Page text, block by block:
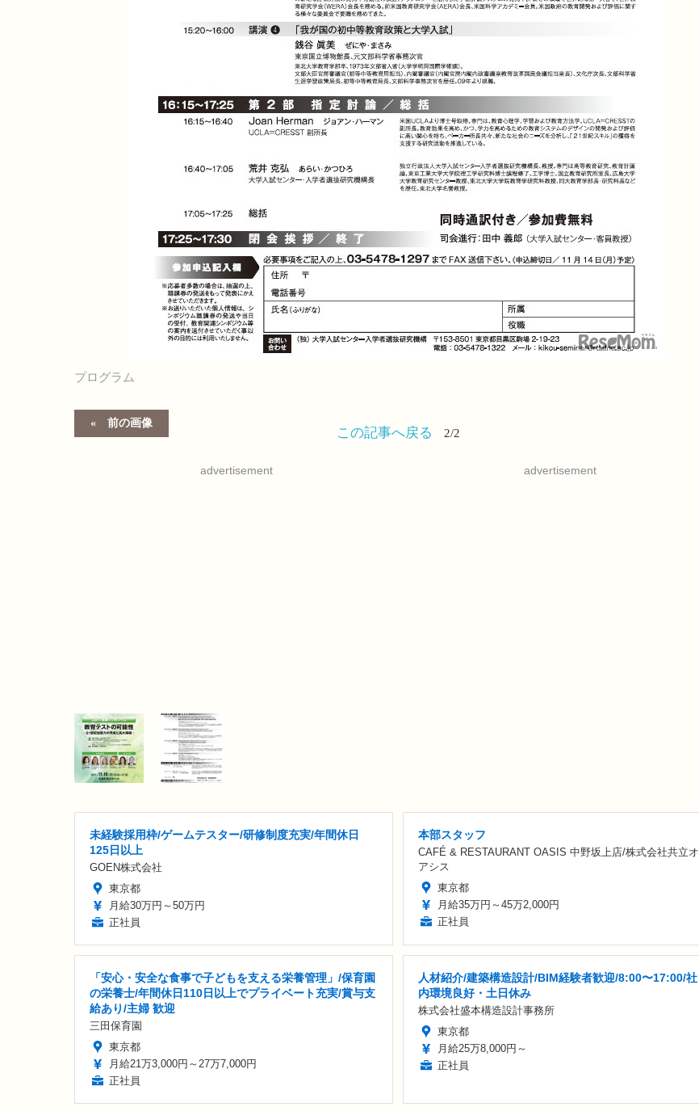
プログラム
前の画像
この記事へ戻る 2/2
advertisement advertisement
未経験採用枠/ゲームテスター/研修制度充実/年間休日
125日以上
GOEN株式会社
東京都
月給30万円～50万円
正社員
本部スタッフ
CAFÉ & RESTAURANT OASIS 中野坂上店/株式会社共立オ
アシス
東京都
月給35万円～45万2,000円
正社員
「安心・安全な食事で子どもを支える栄養管理」/保育園
の栄養士/年間休日110日以上でプライベート充実/賞与支
給あり/主婦 歓迎
三田保育園
東京都
月給21万3,000円～27万7,000円
正社員
人材紹介/建築構造設計/BIM経験者歓迎/8:00〜17:00/社
内環境良好・土日休み
株式会社盛本構造設計事務所
東京都
月給25万8,000円～
正社員